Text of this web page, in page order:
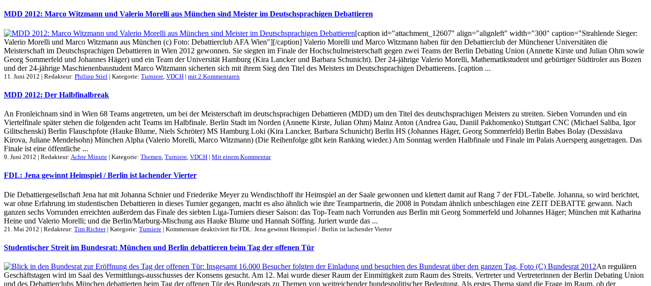
MDD 2012: Marco Witzmann und Valerio Morelli aus München sind Meister im Deutschsprachigen Debattieren
[caption id="attachment_12607" align="alignleft" width="300" caption="Strahlende Sieger:
Valerio Morelli und Marco Witzmann aus München (c) Foto: Debattierclub AFA Wien"][/caption] Valerio Morelli und Marco Witzmann haben für den Debattierclub der Münchener Universitäten die
Meisterschaft im Deutschsprachigen Debattieren in Wien 2012 gewonnen. Sie siegten im Finale der Hochschulmeisterschaft gegen zwei Teams der Berlin Debating Union (Annette Kirste und Julian Ohm sowie
Georg Sommerfeld und Johannes Häger) und ein Team der Universität Hamburg (Kira Lancker und Barbara Schunicht). Der 24-jährige Valerio Morelli, Mathematikstudent und gebürtiger Südtiroler aus Bozen
und der 24-jährige Maschienenbaustudent Marco Witzmann sicherten sich mit ihrem Sieg den Titel des Meisters im Deutschsprachigen Debattierens. [caption ...
11. Juni 2012 | Redakteur: Philipp Stiel | Kategorie: Turniere VDCH | mit 2 Kommentaren
MDD 2012: Der Halbfinalbreak
An Fronleichnam sind in Wien 68 Teams angetreten, um bei der Meisterschaft im deutschsprachigen Debattieren (MDD) um den Titel des deutschsprachigen Meisters zu streiten. Sieben Vorrunden und ein
Viertelfinale später stehen die folgenden acht Teams im Halbfinale. Berlin Stadt im Norden (Annette Kirste, Julian Ohm) Mainz Anton (Andrea Gau, Daniil Pakhomenko) Stuttgart CNC (Michael Saliba, Igor
Gilitschenski) Berlin Flauschpfote (Hauke Blume, Niels Schröter) MS Hamburg Loki (Kira Lancker, Barbara Schunicht) Berlin HS (Johannes Häger, Georg Sommerfeld) Berlin Babes Bolay (Dessislava
Kirova, Juliane Mendelsohn) München Alpha (Valerio Morelli, Marco Witzmann) (Die Reihenfolge gibt kein Ranking wieder.) Am Sonntag werden Halbfinale und Finale im Palais Auersperg ausgetragen. Das
Finale ist eine öffentliche ...
9. Juni 2012 | Redakteur: Achte Minute | Kategorie: Themen, Turniere, VDCH | Mit einem Kommentar
FDL: Jena gewinnt Heimspiel / Berlin ist lachender Vierter
Die Debattiergesellschaft Jena hat mit Johanna Schnier und Friederike Meyer zu Wendischhoff ihr Heimspiel an der Saale gewonnen und klettert damit auf Rang 7 der FDL-Tabelle. Johanna, so wird berichtet,
war ohne Erfahrung im studentischen Debattieren in dieses Turnier gegangen, macht es also ähnlich wie ihre Teampartnerin, die 2008 in Potsdam ähnlich unbeschlagen eine ZEIT DEBATTE gewann. Nach
ganzen sechs Vorrunden erreichten außerdem das Finale des siebten Liga-Turniers dieser Saison: das Top-Team nach Vorrunden aus Berlin mit Georg Sommerfeld und Johannes Häger; München mit Katharina
Heine und Valerio Morelli; und die Berlin/Marburg-Mischung aus Hauke Blume und Hannah Söffing. Juriert wurde das ...
21. Mai 2012 | Redakteur: Tim Richter| Kategorie: Turniere | Kommentare deaktiviert für FDL: Jena gewinnt Heimspiel / Berlin ist lachender Vierter
Studentischer Streit im Bundesrat: München und Berlin debattieren beim Tag der offenen Tür
An regulären
Geschäftstagen wird im Saal des Vermittlungs-ausschusses der Konsens gesucht. Am 12. Mai wurde dieser Raum der Einmütigkeit zum Raum des Streits. Vertreter und Vertreterinnen der Berlin Debating Union
und des Debattierclubs München debattierten beim Tag der offenen Tür des Bundesrats zu Themen von weitreichender bundespolitischer Bedeutung. Als erstes Thema stand die Frage im Raum, ob der